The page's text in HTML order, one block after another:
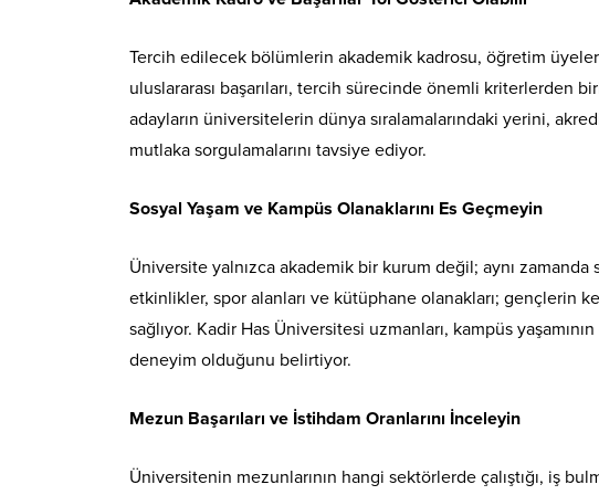
Tercih edilecek bölümlerin akademik kadrosu, öğretim
uluslararası başarıları, tercih sürecinde önemli kriterlerden
adayların üniversitelerin dünya sıralamalarındaki yerini,
mutlaka sorgulamalarını tavsiye ediyor.
Sosyal Yaşam ve Kampüs Olanaklarını Es Geçmeyin
Üniversite yalnızca akademik bir kurum değil; aynı
etkinlikler, spor alanları ve kütüphane olanakları; gençlerin
sağlıyor. Kadir Has Üniversitesi uzmanları, kampüs
deneyim olduğunu belirtiyor.
Mezun Başarıları ve İstihdam Oranlarını İnceleyin
Üniversitenin mezunlarının hangi sektörlerde çalıştığı, iş